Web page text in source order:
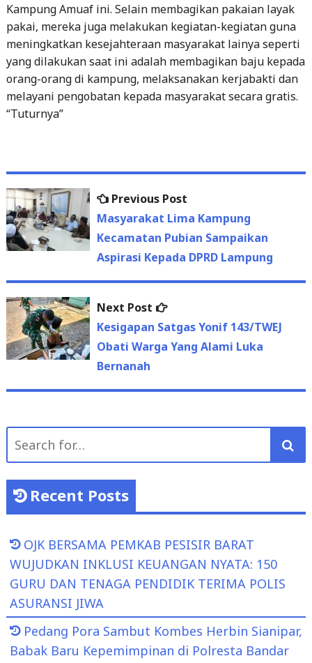
Kampung Amuaf ini. Selain membagikan pakaian layak
pakai, mereka juga melakukan kegiatan-kegiatan guna
meningkatkan kesejahteraan masyarakat lainya seperti
yang dilakukan saat ini adalah membagikan baju kepada
orang-orang di kampung, melaksanakan kerjabakti dan
melayani pengobatan kepada masyarakat secara gratis.
“Tuturnya”
Post
navigation
Previous Post
post:
Masyarakat Lima Kampung
Kecamatan Pubian Sampaikan
Aspirasi Kepada DPRD Lampung
Next Post
Next
post:
Kesigapan Satgas Yonif 143/TWEJ
Obati Warga Yang Alami Luka
Bernanah
Search
Recent Posts
OJK BERSAMA PEMKAB PESISIR BARAT
WUJUDKAN INKLUSI KEUANGAN NYATA: 150
GURU DAN TENAGA PENDIDIK TERIMA POLIS
ASURANSI JIWA
Pedang Pora Sambut Kombes Herbin Sianipar,
Babak Baru Kepemimpinan di Polresta Bandar